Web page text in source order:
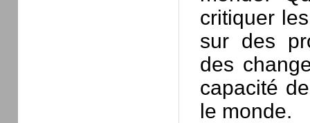
critiquer
sur des
des
capacité
le monde.